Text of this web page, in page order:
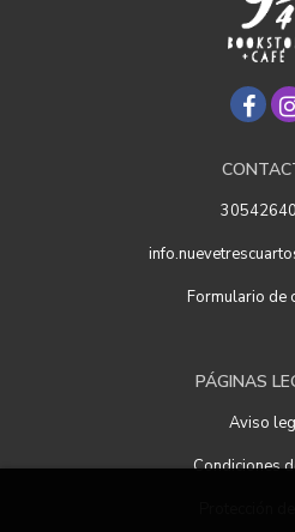
Formulario de
PÁGINAS
Aviso
Condiciones